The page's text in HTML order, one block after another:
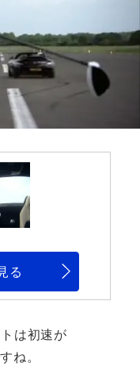
る
は初速が
ね。